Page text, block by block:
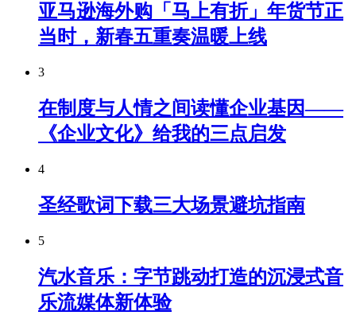
亚马逊海外购「马上有折」年货节正
当时，新春五重奏温暖上线
3
在制度与人情之间读懂企业基因——
《企业文化》给我的三点启发
4
圣经歌词下载三大场景避坑指南
5
汽水音乐：字节跳动打造的沉浸式音
乐流媒体新体验